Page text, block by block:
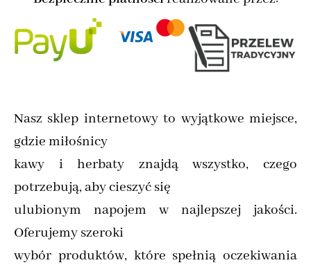
Nasz sklep internetowy to wyjątkowe miejsce,
gdzie miłośnicy
kawy i herbaty znajdą wszystko, czego
potrzebują, aby cieszyć się
ulubionym napojem w najlepszej jakości.
Oferujemy szeroki
wybór produktów, które spełnią oczekiwania